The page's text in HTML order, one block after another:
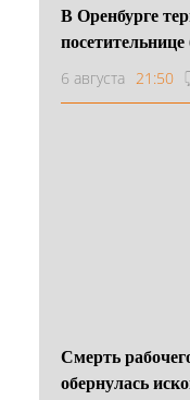
В Оренбурге
6 августа 21:50
Смерть
обернулась